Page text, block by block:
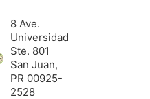
8 Ave.
Universidad
Ste. 801
San Juan,
PR 00925-
2528